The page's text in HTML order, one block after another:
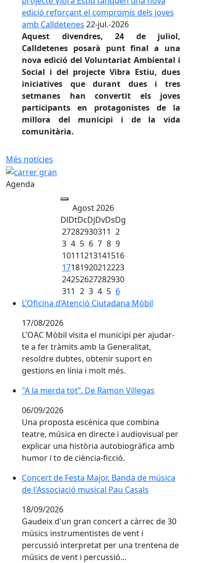
edició reforçant el compromís dels joves
amb Calldetenes 22-jul.-2026
Aquest divendres, 24 de juliol,
Calldetenes posarà punt final a una
nova edició del Voluntariat Ambiental i
Social i del projecte Vibra Estiu, dues
iniciatives que durant dues i tres
setmanes han convertit els joves
participants en protagonistes de la
millora del municipi i de la vida
comunitària.
Més notícies
Agenda
Agost 2026
DlDtDcDjDvDsDg
27282930311 2
3 4 5 6 7 8 9
10111213141516
17181920212223
24252627282930
311 2 3 4 5 6
L’Oficina d’Atenció Ciutadana Mòbil
L’Oficina d’Atenció Ciutadana Mòbil
17/08/2026
L'OAC Mòbil visita el municipi per ajudar-
te a fer tràmits amb la Generalitat,
resoldre dubtes, obtenir suport en
gestions en línia i molt més.
"A la merda tot”. De Ramon Villegas
"A la merda tot”. De Ramon Villegas
06/09/2026
Una proposta escènica que combina
teatre, música en directe i audiovisual per
explicar una història autobiogràfica amb
humor i to de ciència-ficció.
Concert de Festa Major. Banda de música de
Concert de Festa Major. Banda de música
de l'Associació musical Pau Casals
18/09/2026
Gaudeix d'un gran concert a càrrec de 30
músics instrumentistes de vent i
percussió interpretat per una trentena de
músics de vent i percussió...